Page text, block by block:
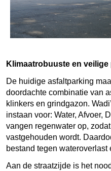
Klimaatrobuuste en veilige
De huidige asfaltparking
doordachte combinatie van
klinkers en grindgazon.
instaan voor: Water, Afvoer,
vangen regenwater op,
vastgehouden wordt.
bestand tegen wateroverlast
Aan de straatzijde is het